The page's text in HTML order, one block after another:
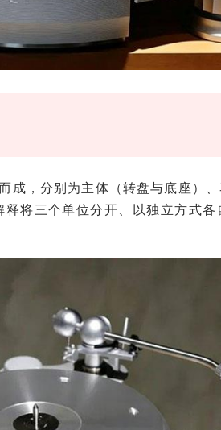
，分别为主体（转盘与底座）
将三个单位分开、以独立方式